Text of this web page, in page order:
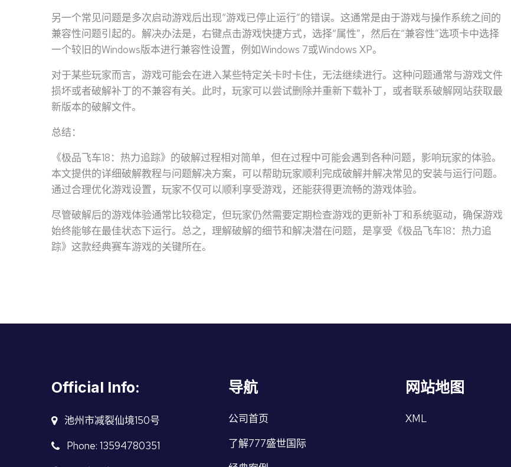
另一个常见问题是多次启动游戏后出现“游戏已停止运行”的错误。这通常是由于游戏与操作系统之间的
兼容性问题引起的。解决办法是，右键点击游戏快捷方式，选择“属性”，然后在“兼容性”选项卡中选择
一个较旧的Windows版本进行兼容性设置，例如Windows 7或Windows XP。
对于某些玩家而言，游戏可能会在进入某些特定关卡时卡住，无法继续进行。这种问题通常与游戏文件
损坏或者破解补丁的不兼容有关。此时，玩家可以尝试删除并重新下载补丁，或者联系破解网站获取最
新版本的破解文件。
总结：
《极品飞车18：热力追踪》的破解过程相对简单，但在过程中可能会遇到各种问题，影响玩家的体验。
本文提供的详细破解教程与问题解决方案，可以帮助玩家顺利完成破解并解决常见的安装与运行问题。
通过合理优化游戏设置，玩家不仅可以顺利享受游戏，还能获得更流畅的游戏体验。
尽管破解后的游戏体验通常比较稳定，但玩家仍然需要定期检查游戏的更新补丁和系统驱动，确保游戏
始终能够在最佳状态下运行。总之，理解破解的细节和解决潜在问题，是享受《极品飞车18：热力追
踪》这款经典赛车游戏的关键所在。
Official Info:
池州市减裂仙境150号
Phone: 13594780351
导航
公司首页
了解777盛世国际
网站地图
XML